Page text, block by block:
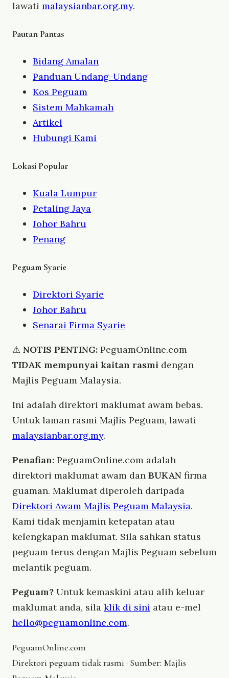
lawati malaysianbar.org.my.
Pautan Pantas
Bidang Amalan
Panduan Undang-Undang
Kos Peguam
Sistem Mahkamah
Artikel
Hubungi Kami
Lokasi Popular
Kuala Lumpur
Petaling Jaya
Johor Bahru
Penang
Peguam Syarie
Direktori Syarie
Johor Bahru
Senarai Firma Syarie
⚠ NOTIS PENTING: PeguamOnline.com
TIDAK mempunyai kaitan rasmi dengan
Majlis Peguam Malaysia.
Ini adalah direktori maklumat awam bebas.
Untuk laman rasmi Majlis Peguam, lawati
malaysianbar.org.my.
Penafian: PeguamOnline.com adalah
direktori maklumat awam dan BUKAN firma
guaman. Maklumat diperoleh daripada
Direktori Awam Majlis Peguam Malaysia.
Kami tidak menjamin ketepatan atau
kelengkapan maklumat. Sila sahkan status
peguam terus dengan Majlis Peguam sebelum
melantik peguam.
Peguam? Untuk kemaskini atau alih keluar
maklumat anda, sila klik di sini atau e-mel
hello@peguamonline.com.
PeguamOnline.com
Direktori peguam tidak rasmi · Sumber: Majlis